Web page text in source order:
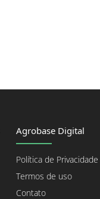
Agrobase Digital
Política de Privacidade
Termos de uso
Contato